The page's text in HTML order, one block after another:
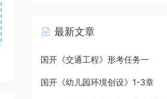
最新文章
国开《交通工程》形考任务一
国开《幼儿园环境创设》1-3章